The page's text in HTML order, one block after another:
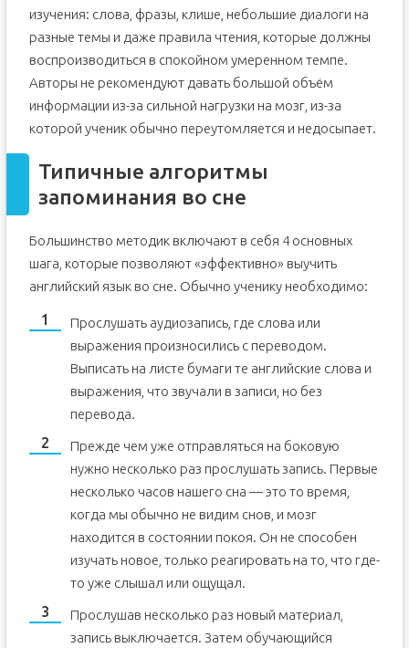
изучения: слова, фразы, клише, небольшие диалоги на
разные темы и даже правила чтения, которые должны
воспроизводиться в спокойном умеренном темпе.
Авторы не рекомендуют давать большой объём
информации из-за сильной нагрузки на мозг, из-за
которой ученик обычно переутомляется и недосыпает.
Типичные алгоритмы
запоминания во сне
Большинство методик включают в себя 4 основных
шага, которые позволяют «эффективно» выучить
английский язык во сне. Обычно ученику необходимо:
Прослушать аудиозапись, где слова или
выражения произносились с переводом.
Выписать на листе бумаги те английские слова и
выражения, что звучали в записи, но без
перевода.
Прежде чем уже отправляться на боковую
нужно несколько раз прослушать запись. Первые
несколько часов нашего сна — это то время,
когда мы обычно не видим снов, и мозг
находится в состоянии покоя. Он не способен
изучать новое, только реагировать на то, что где-
то уже слышал или ощущал.
Прослушав несколько раз новый материал,
запись выключается. Затем обучающийся